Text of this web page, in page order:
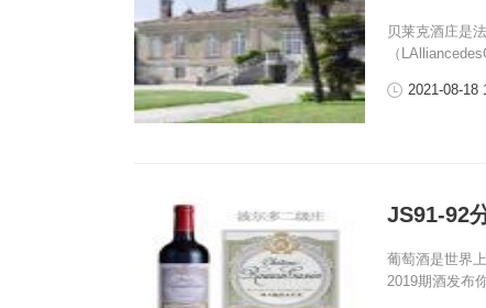
贝莱克酒庄是
（
2021-08-18
JS91-92
葡萄酒是世界
2019期酒发布